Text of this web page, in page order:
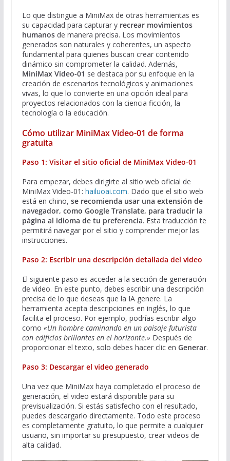
Lo que distingue a MiniMax de otras herramientas es
su capacidad para capturar y recrear movimientos
humanosde manera precisa. Los movimientos
generados son naturales y coherentes, un aspecto
fundamental para quienes buscan crear contenido
dinámico sin comprometer la calidad. Además,
MiniMax Video-01 se destaca por su enfoque en la
creación de escenarios tecnológicos y animaciones
vivas, lo que lo convierte en una opción ideal para
proyectos relacionados con la ciencia ficción, la
tecnología o la educación.
Cómo utilizar MiniMax Video-01 de forma
gratuita
Paso 1: Visitar el sitio oficial de MiniMax Video-01
Para empezar, debes dirigirte al sitio web oficial de
MiniMax Video-01: hailuoai.com. Dado que el sitio web
está en chino, se recomienda usar una extensión de
navegador, como Google Translate, para traducir la
página al idioma de tu preferencia. Esta traducción te
permitirá navegar por el sitio y comprender mejor las
instrucciones.
Paso 2: Escribir una descripción detallada del video
El siguiente paso es acceder a la sección de generación
de video. En este punto, debes escribir una descripción
precisa de lo que deseas que la IA genere. La
herramienta acepta descripciones en inglés, lo que
facilita el proceso. Por ejemplo, podrías escribir algo
como «Un hombre caminando en un paisaje futurista
con edificios brillantes en el horizonte.» Después de
proporcionar el texto, solo debes hacer clic en Generar.
Paso 3: Descargar el video generado
Una vez que MiniMax haya completado el proceso de
generación, el video estará disponible para su
previsualización. Si estás satisfecho con el resultado,
puedes descargarlo directamente. Todo este proceso
es completamente gratuito, lo que permite a cualquier
usuario, sin importar su presupuesto, crear videos de
alta calidad.